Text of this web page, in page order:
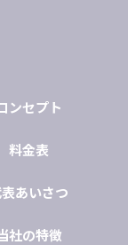
ンセプト
料金表
あいさつ
社の特徴